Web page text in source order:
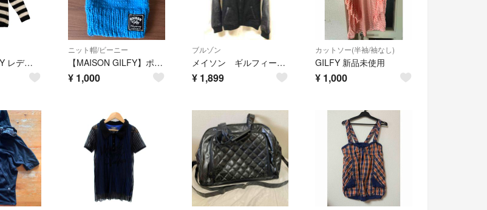
MAISON GILFY レディースニットパーカー
ニット帽/ビーニー
【MAISON GILFY】ポンポン付ニット帽
¥ 1,000
ブルゾン
メイソン ギルフィー maison gilfy スカジャン 革ジャン スタジャン
¥ 1,899
カットソー(半袖/袖なし)
GILFY 新品未使用
¥ 1,000